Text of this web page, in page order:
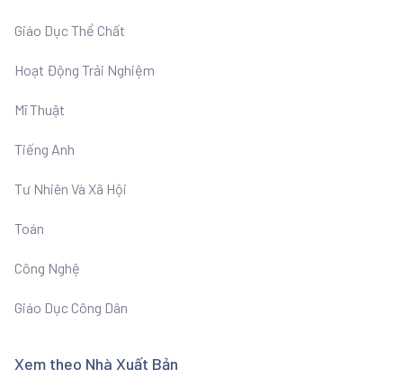
Giáo Dục Thể Chất
Hoạt Động Trải Nghiệm
Mĩ Thuật
Tiếng Anh
Tư Nhiên Và Xã Hội
Toán
Công Nghệ
Giáo Dục Công Dân
Xem theo Nhà Xuất Bản